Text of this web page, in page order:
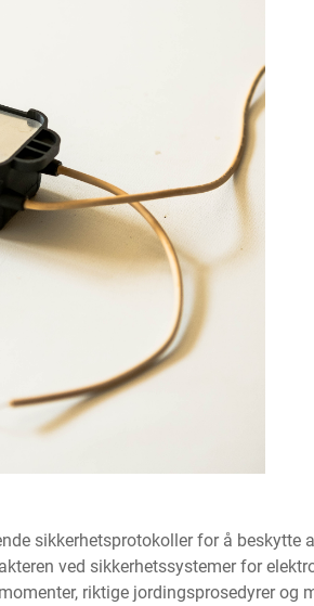
sikkerhetsprotokoller for å beskytte
ved sikkerhetssystemer for
riktige jordingsprosedyrer og